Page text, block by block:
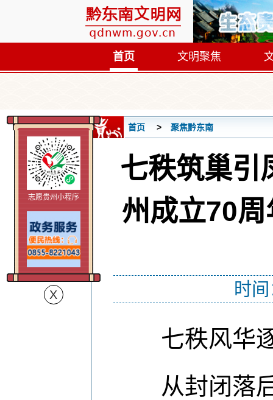
首页 文明聚焦
首页 聚焦黔东南
七秩筑巢
州成立70
时
七秩风华逐
从封闭落后
志愿贵州小程序